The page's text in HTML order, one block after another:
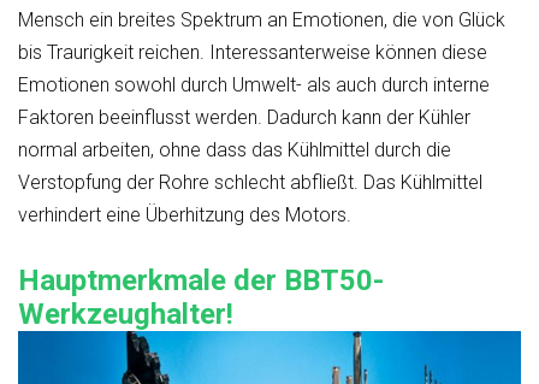
Mensch ein breites Spektrum an Emotionen, die von Glück
bis Traurigkeit reichen. Interessanterweise können diese
Emotionen sowohl durch Umwelt- als auch durch interne
Faktoren beeinflusst werden. Dadurch kann der Kühler
normal arbeiten, ohne dass das Kühlmittel durch die
Verstopfung der Rohre schlecht abfließt. Das Kühlmittel
verhindert eine Überhitzung des Motors.
Hauptmerkmale der BBT50-
Werkzeughalter!